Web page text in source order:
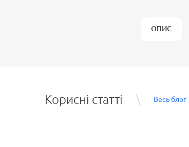
ОПИС
Корисні статті Весь блог